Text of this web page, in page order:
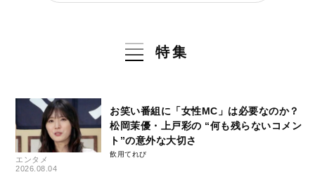
特集
エンタメ
2026.08.04
お笑い番組に「女性MC」は必要なのか？
松岡茉優・上戸彩の “何も残らないコメン
ト”の意外な大切さ
飲用てれび